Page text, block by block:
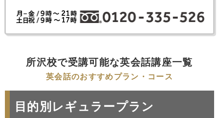
所沢校で受講可能な英会話講座一覧
英会話のおすすめプラン・コース
目的別レギュラープラン